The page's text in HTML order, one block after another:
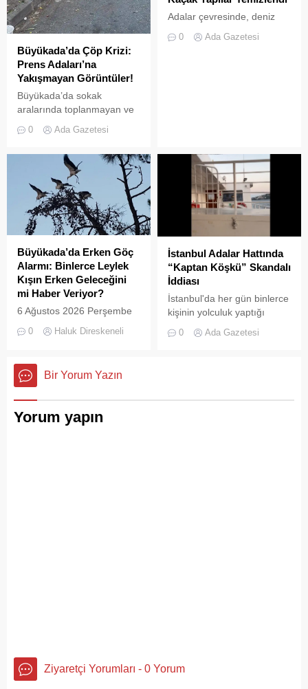
popülasyonunu...
durumda....
Büyükada’da Çöp Krizi:
Prens Adaları’na
Yakışmayan Görüntüler!
Büyükada’da sokak
aralarında toplanmayan ve
biriken çöpler vatandaşların
tepkisine neden
aylarında hem yerli hem de
yabancı turistlerin akınına
uğrayan Büyükada’da,
çevre temizliği konusunda
yaşanan aksaklıklar adeta
pes dedirtti. Adanın tarihi ve
doğal güzellikleriyle süslü
sokaklarından yansıyan son
görüntüler, çevre sağlığı
açısından tehlike çanlarının
çaldığını gösteriyor. Çöpler
Konteynerlere Sığmıyor,...
0 Ada Gazetesi
Adalar çevresinde, deniz
trafiğini tehlikeye sokan ve
çevre kirliliğine neden olan
0 Ada Gazetesi
Büyükada’da Erken Göç
Alarmı: Binlerce Leylek
Kışın Erken Geleceğini
mi Haber Veriyor?
6 Ağustos 2026 Perşembe
14:00 sularında Büyükada
görkemli görsel
şölenlerinden biri yaşandı.
0 Haluk Direskeneli
İstanbul Adalar Hattında
“Kaptan Köşkü” Skandalı
İddiası
İstanbul'da her gün binlerce
kişinin yolculuk yaptığı
görüntüler "bu kadarına da
0 Ada Gazetesi
Bir Yorum Yazın
Yorum yapın
Ziyaretçi Yorumları - 0 Yorum